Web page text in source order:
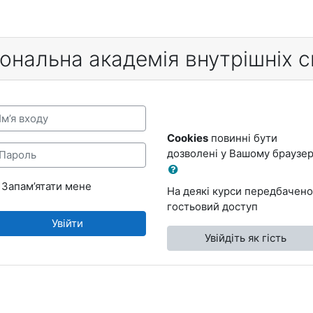
академія внутрішніх
входу
Запам’ятати мене
Увійти
Cookies повинні бути
дозволені у Вашому
На деякі курси передбачено
гостьовий доступ
Увійдіть як гість